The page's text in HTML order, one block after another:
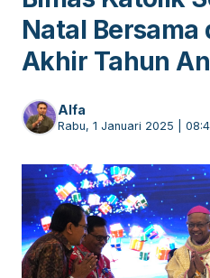
Natal Bersama
Akhir Tahun
Alfa
Rabu, 1 Januari 2025 |